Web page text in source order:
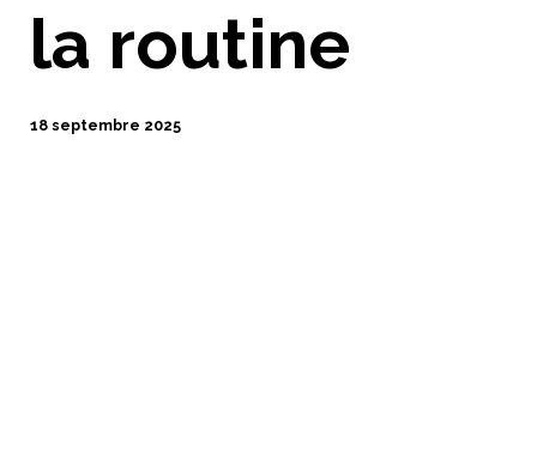
la routine
18 septembre 2025